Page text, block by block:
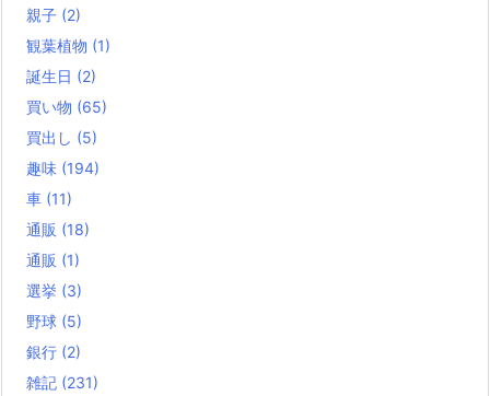
親子 (2)
観葉植物 (1)
誕生日 (2)
買い物 (65)
買出し (5)
趣味 (194)
車 (11)
通販 (18)
通販 (1)
選挙 (3)
野球 (5)
銀行 (2)
雑記 (231)